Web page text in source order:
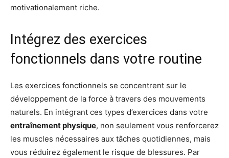
motivationalement riche.
Intégrez des exercices
fonctionnels dans votre routine
Les exercices fonctionnels se concentrent sur le
développement de la force à travers des mouvements
naturels. En intégrant ces types d’exercices dans votre
entraînement physique, non seulement vous renforcerez
les muscles nécessaires aux tâches quotidiennes, mais
vous réduirez également le risque de blessures. Par